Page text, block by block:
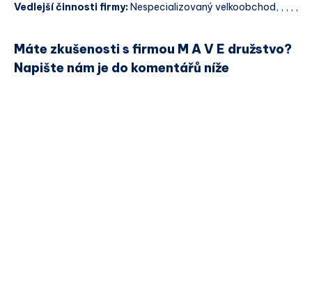
Vedlejší činnosti firmy:Nespecializovaný velkoobchod, , , , ,
Máte zkušenosti s firmou M A V E družstvo?
Napište nám je do komentářů níže